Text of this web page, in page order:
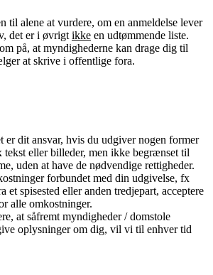
til alene at vurdere, om en anmeldelse lever
det er i øvrigt ikke en udtømmende liste.
på, at myndighederne kan drage dig til
at skrive i offentlige fora.
er dit ansvar, hvis du udgiver nogen former
eller billeder, men ikke begrænset til
uden at have de nødvendige rettigheder.
forbundet med din udgivelse, fx
et spisested eller anden tredjepart, acceptere
alle omkostninger.
at såfremt myndigheder / domstole
oplysninger om dig, vil vi til enhver tid